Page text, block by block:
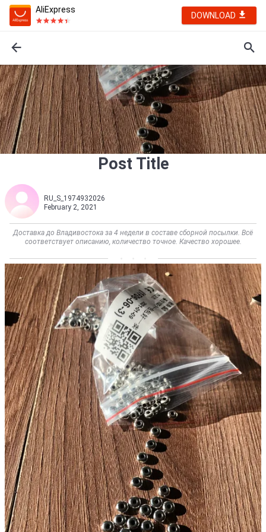
AliExpress
DOWNLOAD
Post Title
RU_S_1974932026
February 2, 2021
Доставка до Владивостока за 4 недели в составе сборной посылки. Всё
соответствует описанию, количество точное. Качество хорошее.